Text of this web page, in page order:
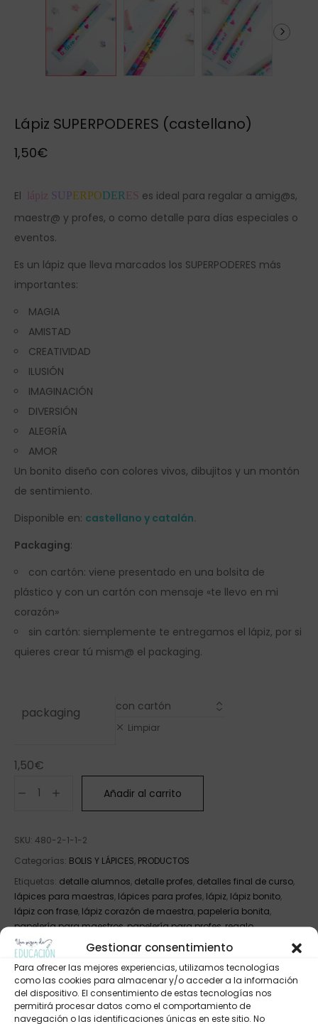
Gestionar consentimiento
Para ofrecer las mejores experiencias, utilizamos tecnologías
como las cookies para almacenar y/o acceder a la información
del dispositivo. El consentimiento de estas tecnologías nos
permitirá procesar datos como el comportamiento de
navegación o las identificaciones únicas en este sitio. No
Lápiz SUPERPODERES (castellano)
1,50€
El lápiz SUPERPODER ES es ideal para regalar a amig@s,
maestr@ y profes, o como detalle para días especiales o
eventos.
Es un lápiz que lleva marcados los SUPERPODERES más
importantes:
MAGIA
AMISTAD
CREATIVIDAD
ILUSIÓN
IMAGINACIÓN
DIVERSIÓN
ALEGRÍA
AMOR
Un bonito diseño con colores vivos, dibujitos y un montón
de sentimiento.
Disponible en: castellano y catalán.
Packaging:
con cartón: viene presentado en una bolsita de
plástico y con un cartón con mensaje «te llevo en mi
corazón»
sin cartón: siemplemente te entregamos el lápiz, por si
quieres crear tú mism@ el packaging.
packaging
Limpiar
1,50€
Añadir al carrito
SKU: 480-2-1-1-2
Categorías: BOLIS Y LÁPICES, PRODUCTOS
Etiquetas: detalle alumnos, detalle profes, detalles final de curso,
lápices para maestras, lápices para profes, lápiz, lápiz bonito,
lápiz con frase, lápiz corazón de maestra, papelería bonita,
papelería para maestros,papelería para profes,regalo
cumpleaños
regalo final de curso regalo para alumnos
regalo
para profes